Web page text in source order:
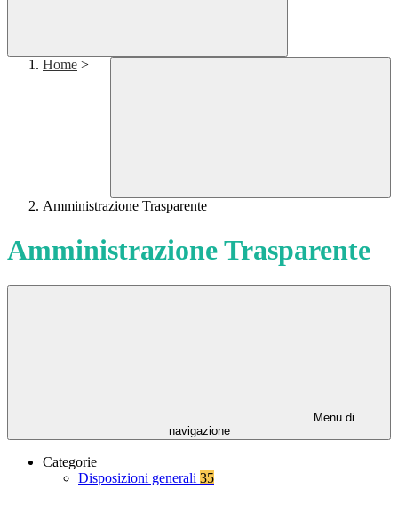
Home >
Amministrazione Trasparente
Amministrazione Trasparente
Menu di
navigazione
Categorie
Disposizioni generali 35